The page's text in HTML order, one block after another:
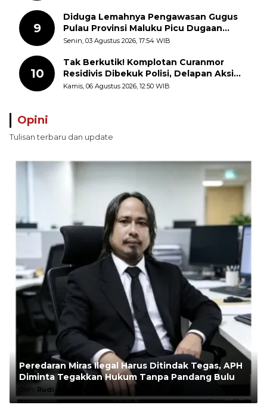
9
Diduga Lemahnya Pengawasan Gugus
Pulau Provinsi Maluku Picu Dugaan
Pungli terhadap Nelayan Bale-Bale di
Senin, 03 Agustus 2026, 17:54 WIB
10
Tak Berkutik! Komplotan Curanmor
Residivis Dibekuk Polisi, Delapan Aksi
Curanmor Di Candipuro Terungkap
Kamis, 06 Agustus 2026, 12:50 WIB
Opini
Tulisan terbaru dan update
Peredaran Miras Ilegal Harus Ditindak Tegas, APH
Diminta Tegakkan Hukum Tanpa Pandang Bulu
Oleh: Rudi Andesta